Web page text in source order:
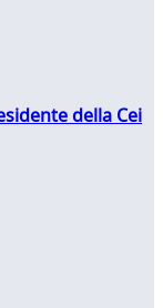
della Cei